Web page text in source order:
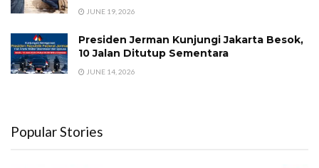
JUNE 19, 2026
Presiden Jerman Kunjungi Jakarta Besok,
10 Jalan Ditutup Sementara
JUNE 14, 2026
Popular Stories